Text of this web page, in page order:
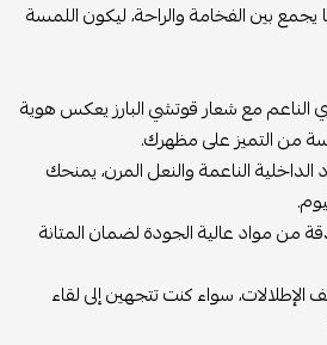
بين الفخامة والراحة، ليكون اللمسة
الناعم مع شعار قوتشي البارز يعكس هوية
من التميز على مظهرك.
الناعمة والنعل المرن، يمنحك
من مواد عالية الجودة لضمان المتانة
سواء كنت تتجهين إلى لقاء